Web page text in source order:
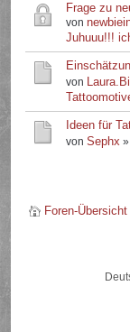
Frage zu
von
Juhuuu!!!
von
Ideen für
vonSephx
Foren-Übersicht